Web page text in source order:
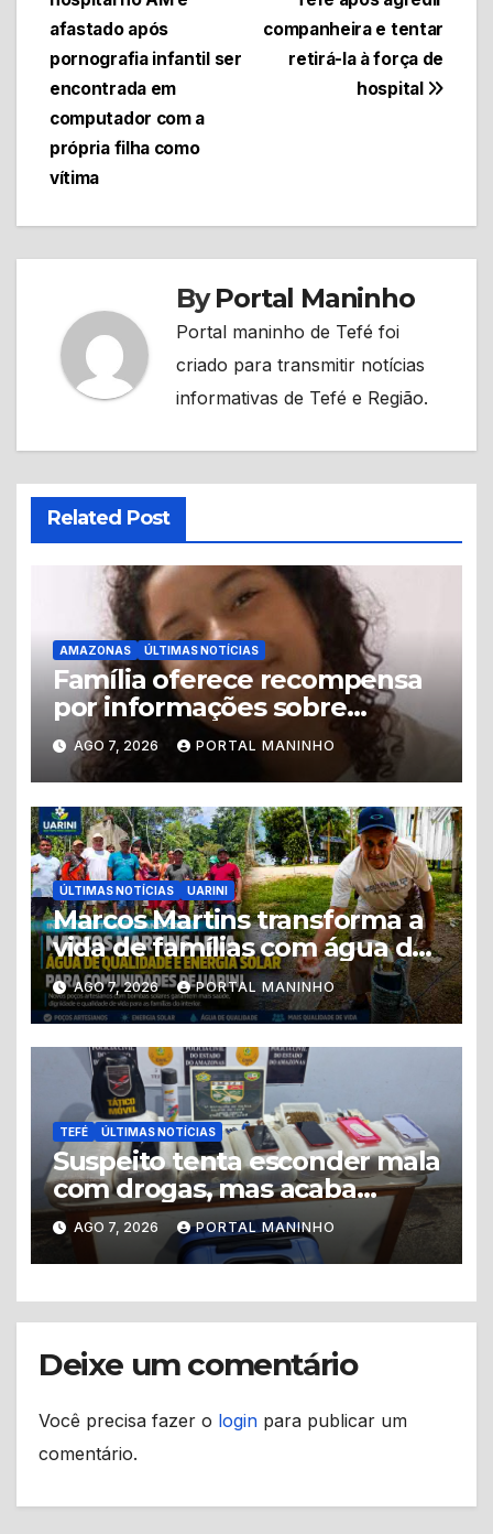
de
Post
companheira e tentar
retirá-la à força de
hospital
afastado após
pornografia infantil ser
encontrada em
computador com a
própria filha como
vítima
ByPortal Maninho
Portal maninho de Tefé foi
criado para transmitir notícias
informativas de Tefé e Região.
Related Post
AMAZONAS ÚLTIMAS NOTÍCIAS
Família oferece recompensa
por informações sobre
adolescente desaparecida
em Manaus
AGO 7, 2026 PORTAL MANINHO
ÚLTIMAS NOTÍCIAS UARINI
Marcos Martins transforma a
vida de famílias com água de
qualidade e energia solar em
Uarini
AGO 7, 2026 PORTAL MANINHO
TEFÉ ÚLTIMAS NOTÍCIAS
Suspeito tenta esconder mala
com drogas, mas acaba
levando a polícia até ponto
de tráfico
AGO 7, 2026 PORTAL MANINHO
Deixe um comentário
Você precisa fazer o login para publicar um
comentário.